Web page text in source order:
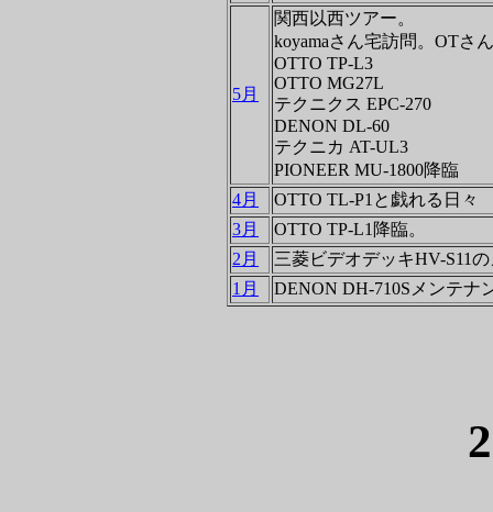
5月
関西以西ツアー。
koyamaさん宅訪問。OTさ
OTTO TP-L3
OTTO MG27L
テクニクス EPC-270
DENON DL-60
テクニカ AT-UL3
PIONEER MU-1800降臨
4月
OTTO TL-P1と戯れる日々
3月
OTTO TP-L1降臨。
2月
三菱ビデオデッキHV-S11
1月
DENON DH-710Sメンテナ